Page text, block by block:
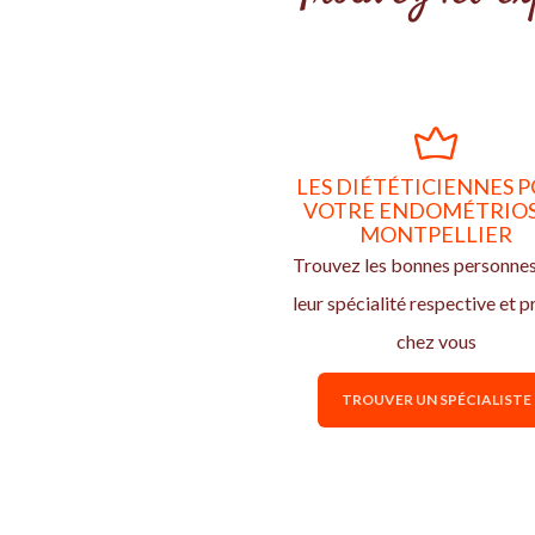
LES DIÉTÉTICIENNES
VOTRE
MONTPELLIER
Trouvez les bonnes
leur spécialité respective et
chez vous
TROUVER UN SPÉCIALISTE